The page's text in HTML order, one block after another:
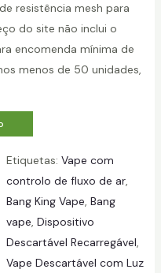
resistência mesh para
do site não inclui o
encomenda mínima de
menos de 50 unidades,
Etiquetas:Vape com
controlo de fluxo de ar
Bang King Vape, Bang
vape, Dispositivo
Descartável Recarregável
Vape Descartável com Luz